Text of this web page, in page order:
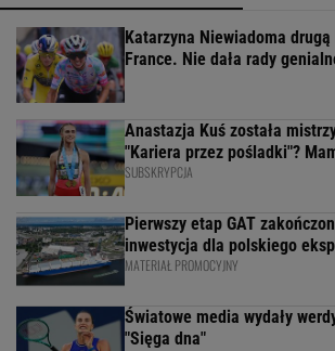
Katarzyna Niewiadoma
France. Nie dała rady
Anastazja Kuś została
"Kariera przez pośladki"?
SUBSKRYPCJA
Pierwszy etap GAT
inwestycja dla polskiego
MATERIAŁ PROMOCYJNY
Światowe media wydały
"Sięga dna"